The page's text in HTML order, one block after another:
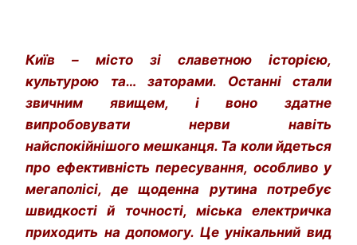
Київ – місто зі славетною історією,
культурою та… заторами. Останні стали
звичним явищем, і воно здатне
випробовувати нерви навіть
найспокійнішого мешканця. Та коли йдеться
про ефективність пересування, особливо у
мегаполісі, де щоденна рутина потребує
швидкості й точності, міська електричка
приходить на допомогу. Це унікальний вид